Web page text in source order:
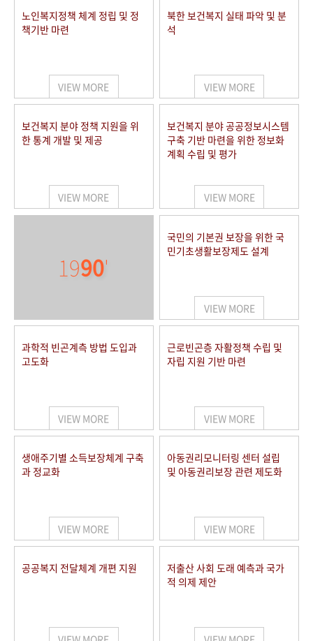
노인복지정책 체계 정립 및 정
책기반 마련
VIEW MORE
북한 보건복지 실태 파악 및 분
석
VIEW MORE
보건복지 분야 정책 지원을 위
한 통계 개발 및 제공
VIEW MORE
보건복지 분야 공공정보시스템
구축 기반 마련을 위한 정보화
계획 수립 및 평가
VIEW MORE
1990'
국민의 기본권 보장을 위한 국
민기초생활보장제도 설계
VIEW MORE
과학적 빈곤계측 방법 도입과
고도화
VIEW MORE
근로빈곤층 자활정책 수립 및
자립 지원 기반 마련
VIEW MORE
생애주기별 소득보장체계 구축
과 정교화
VIEW MORE
아동권리모니터링 센터 설립
및 아동권리보장 관련 제도화
VIEW MORE
공공복지 전달체계 개편 지원
저출산 사회 도래 예측과 국가
적 의제 제안